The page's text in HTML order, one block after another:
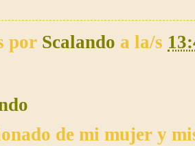
por Scalando a la/s
de mi mujer y